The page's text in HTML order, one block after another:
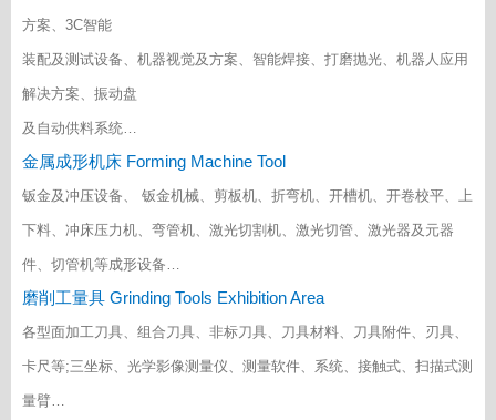
方案、3C智能
装配及测试设备、机器视觉及方案、智能焊接、打磨抛光、机器人应用
解决方案、振动盘
及自动供料系统…
金属成形机床 Forming Machine Tool
钣金及冲压设备、 钣金机械、剪板机、折弯机、开槽机、开卷校平、上
下料、冲床压力机、弯管机、激光切割机、激光切管、激光器及元器
件、切管机等成形设备…
磨削工量具 Grinding Tools Exhibition Area
各型面加工刀具、组合刀具、非标刀具、刀具材料、刀具附件、刃具、
卡尺等;三坐标、光学影像测量仪、测量软件、系统、接触式、扫描式测
量臂…